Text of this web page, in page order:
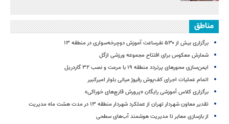
مناطق
برگزاری بیش از ۵۳۰ نفرساعت آموزش دوچرخه‌سواری در منطقه ۱۳
شمارش معکوس برای افتتاح مجموعه ورزشی ازگل
ایمن‌سازی محورهای پرتردد منطقه ۱۹ با مرمت و نصب ۳۲ گاردریل
اتمام عملیات اجرای کف‌پوش رفیوژ میانی بلوار امیرکبیر
برگزاری کلاس آموزشی رایگان «پرورش قارچ‌های خوراکی»
تقدیر معاون شهردار تهران از عملکرد شهردار منطقه ۱۳ در مدت هشت ماه مدیریت
از بازسازی معابر تا مدیریت هوشمند آب‌های سطحی